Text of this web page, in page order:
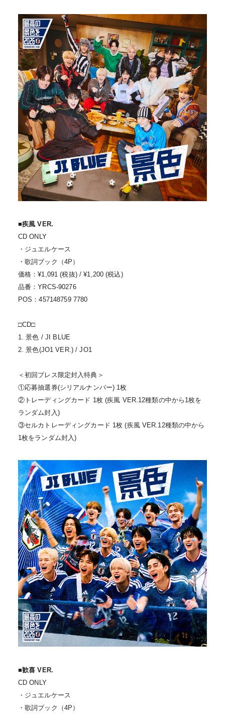
■疾風 VER.
CD ONLY
・ジュエルケース
・歌詞ブック（4P）
価格：¥1,091 (税抜) / ¥1,200 (税込)
品番：YRCS-90276
POS：457148759 7780
□CD□
1. 景色 / JI BLUE
2. 景色(JO1 VER.) / JO1
＜初回プレス限定封入特典＞
①応募抽選券(シリアルナンバー) 1枚
②トレーディングカード 1枚 (疾風 VER.12種類の中から1枚を
ランダム封入)
③セルカトレーディングカード 1枚 (疾風 VER.12種類の中から
1枚をランダム封入)
■歓喜 VER.
CD ONLY
・ジュエルケース
・歌詞ブック（4P）